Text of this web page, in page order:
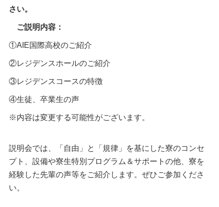
さい。
ご説明内容：
①AIE国際高校のご紹介
②レジデンスホールのご紹介
③レジデンスコースの特徴
④生徒、卒業生の声
※内容は変更する可能性がございます。
説明会では、「自由」と「規律」を基にした寮のコンセ
プト、設備や寮生特別プログラム＆サポートの他、寮を
経験した先輩の声等をご紹介します。ぜひご参加くださ
い。